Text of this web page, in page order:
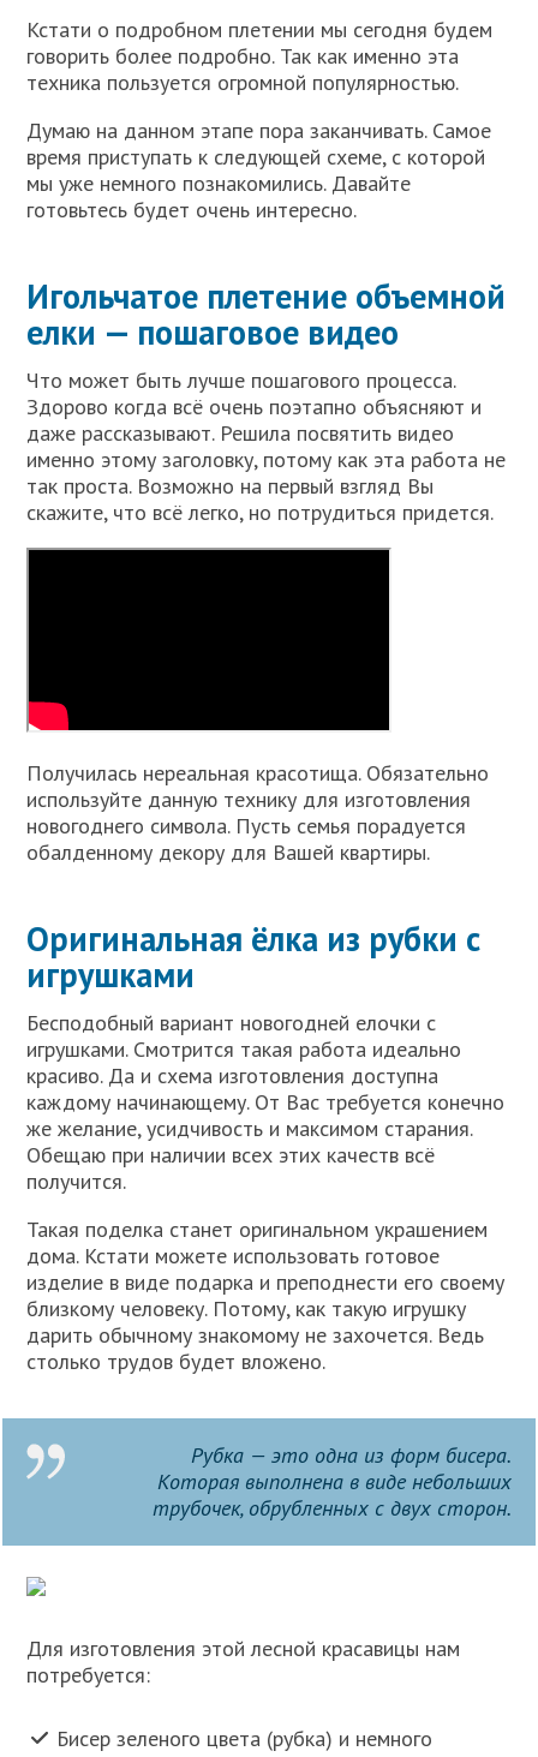
Кстати о подробном плетении мы сегодня будем
говорить более подробно. Так как именно эта
техника пользуется огромной популярностью.
Думаю на данном этапе пора заканчивать. Самое
время приступать к следующей схеме, с которой
мы уже немного познакомились. Давайте
готовьтесь будет очень интересно.
Игольчатое плетение объемной
елки — пошаговое видео
Что может быть лучше пошагового процесса.
Здорово когда всё очень поэтапно объясняют и
даже рассказывают. Решила посвятить видео
именно этому заголовку, потому как эта работа не
так проста. Возможно на первый взгляд Вы
скажите, что всё легко, но потрудиться придется.
Получилась нереальная красотища. Обязательно
используйте данную технику для изготовления
новогоднего символа. Пусть семья порадуется
обалденному декору для Вашей квартиры.
Оригинальная ёлка из рубки с
игрушками
Бесподобный вариант новогодней елочки с
игрушками. Смотрится такая работа идеально
красиво. Да и схема изготовления доступна
каждому начинающему. От Вас требуется конечно
же желание, усидчивость и максимом старания.
Обещаю при наличии всех этих качеств всё
получится.
Такая поделка станет оригинальном украшением
дома. Кстати можете использовать готовое
изделие в виде подарка и преподнести его своему
близкому человеку. Потому, как такую игрушку
дарить обычному знакомому не захочется. Ведь
столько трудов будет вложено.
Рубка — это одна из форм бисера.
Которая выполнена в виде небольших
трубочек, обрубленных с двух сторон.
Для изготовления этой лесной красавицы нам
потребуется:
Бисер зеленого цвета (рубка) и немного